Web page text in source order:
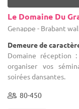
Le Domaine Du
Genappe - Brabant
Demeure de
Domaine réception
organiser vos
soirées dansantes.
80-450